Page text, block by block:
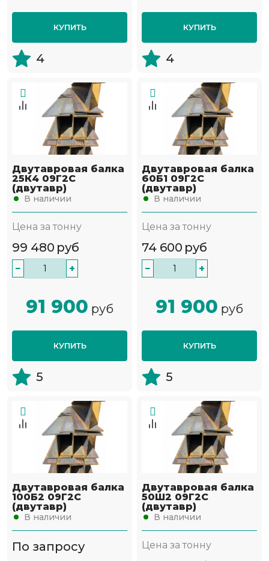
КУПИТЬ
4
КУПИТЬ
4
Двутавровая балка
25К4 09Г2С
(двутавр)
В наличии
Цена за тонну
99 480 руб
− +
91 900 руб
КУПИТЬ
5
Двутавровая балка
60Б1 09Г2С
(двутавр)
В наличии
Цена за тонну
74 600 руб
− +
91 900 руб
КУПИТЬ
5
Двутавровая балка
100Б2 09Г2С
(двутавр)
В наличии
По запросу
Двутавровая балка
50Ш2 09Г2С
(двутавр)
В наличии
Цена за тонну